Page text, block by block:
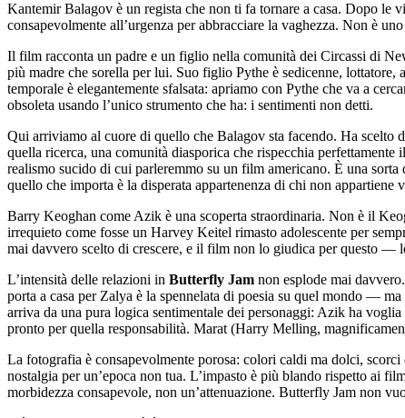
Kantemir Balagov è un regista che non ti fa tornare a casa. Dopo le
consapevolmente all’urgenza per abbracciare la vaghezza. Non è
Il film racconta un padre e un figlio nella comunità dei Circassi di
più madre che sorella per lui. Suo figlio Pythe è sedicenne,
temporale è elegantemente sfalsata: apriamo con Pythe che va a
obsoleta usando l’unico strumento che ha: i sentimenti non detti.
Qui arriviamo al cuore di quello che Balagov sta facendo. Ha scelto
quella ricerca, una comunità diasporica che rispecchia
realismo sucido di cui parleremmo su un film americano. È una sorta
quello che importa è la disperata appartenenza di chi non appartiene
Barry Keoghan come Azik è una scoperta straordinaria. Non è il
irrequieto come fosse un Harvey Keitel rimasto adolescente per
mai davvero scelto di crescere, e il film non lo giudica per questo —
L’intensità delle relazioni in Butterfly Jam non esplode mai
porta a casa per Zalya è la spennelata di poesia su quel mondo —
arriva da una pura logica sentimentale dei personaggi: Azik ha
pronto per quella responsabilità. Marat (Harry Melling,
La fotografia è consapevolmente porosa: colori caldi ma dolci,
nostalgia per un’epoca non tua. L’impasto è più blando rispetto ai
morbidezza consapevole, non un’attenuazione. Butterfly Jam non